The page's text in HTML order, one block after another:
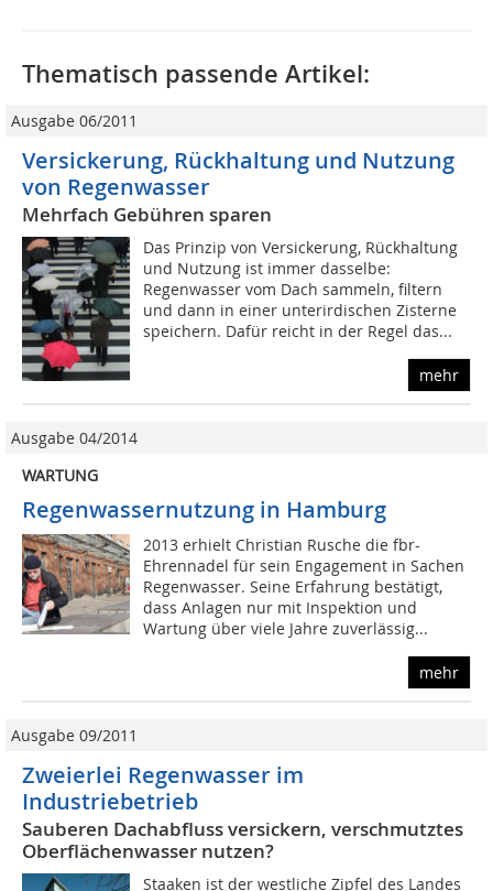
Thematisch passende Artikel:
Ausgabe 06/2011
Versickerung, Rückhaltung und Nutzung
von Regenwasser
Mehrfach Gebühren sparen
Das Prinzip von Versickerung, Rückhaltung
und Nutzung ist immer dasselbe:
Regenwasser vom Dach sammeln, filtern
und dann in einer unterirdischen Zisterne
speichern. Dafür reicht in der Regel das...
mehr
Ausgabe 04/2014
WARTUNG
Regenwassernutzung in Hamburg
2013 erhielt Christian Rusche die fbr-
Ehrennadel für sein Engagement in Sachen
Regenwasser. Seine Erfahrung bestätigt,
dass Anlagen nur mit Inspektion und
Wartung über viele Jahre zuverlässig...
mehr
Ausgabe 09/2011
Zweierlei Regenwasser im
Industriebetrieb
Sauberen Dachabfluss versickern, verschmutztes
Oberflächenwasser nutzen?
Staaken ist der westliche Zipfel des Landes